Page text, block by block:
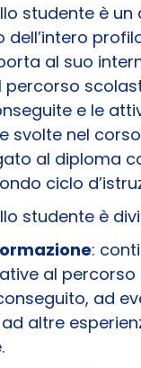
studente è
al suo
percorso
e le
svolte nel
al diploma
ciclo
studente è
:
al percorso
ad
altre